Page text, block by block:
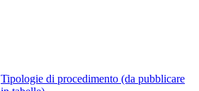
Tipologie di procedimento (da pubblicare